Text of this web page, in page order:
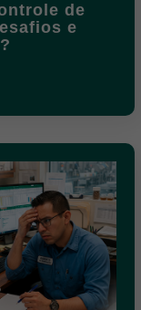
de
e